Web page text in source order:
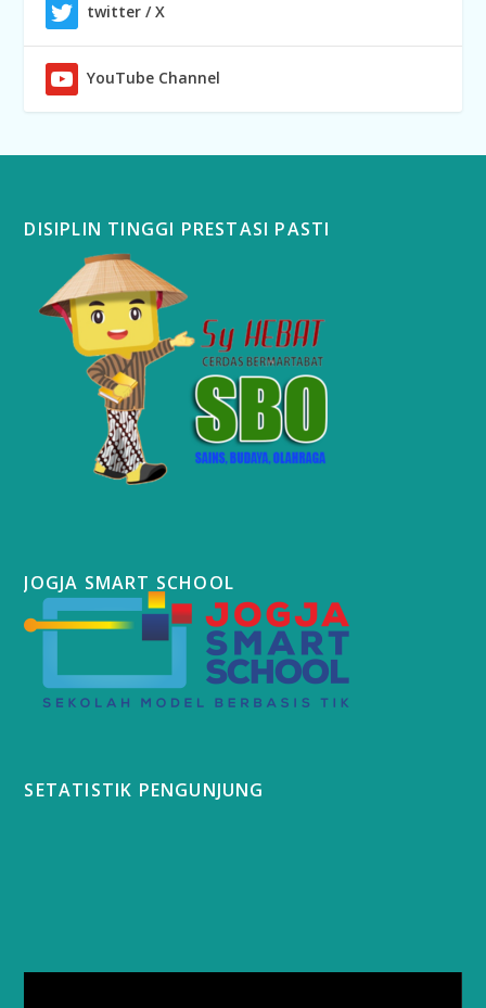
twitter / X
YouTube Channel
DISIPLIN TINGGI PRESTASI PASTI
JOGJA SMART SCHOOL
SETATISTIK PENGUNJUNG